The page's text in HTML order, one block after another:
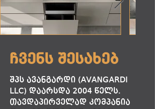
ჩვენს შესახებ
​შპს ავანგარდი (AVANGARDI
LLC) დაარსდა 2004 წელს.
თავდაპირველად კომპანია